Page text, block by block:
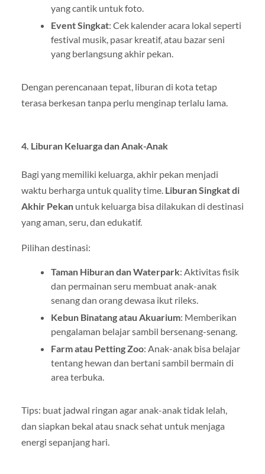
yang cantik untuk foto.
Event Singkat: Cek kalender acara lokal seperti
festival musik, pasar kreatif, atau bazar seni
yang berlangsung akhir pekan.
Dengan perencanaan tepat, liburan di kota tetap
terasa berkesan tanpa perlu menginap terlalu lama.
4. Liburan Keluarga dan Anak-Anak
Bagi yang memiliki keluarga, akhir pekan menjadi
waktu berharga untuk quality time. Liburan Singkat di
Akhir Pekanuntuk keluarga bisa dilakukan di destinasi
yang aman, seru, dan edukatif.
Pilihan destinasi:
Taman Hiburan dan Waterpark: Aktivitas fisik
dan permainan seru membuat anak-anak
senang dan orang dewasa ikut rileks.
Kebun Binatang atau Akuarium: Memberikan
pengalaman belajar sambil bersenang-senang.
Farm atau Petting Zoo: Anak-anak bisa belajar
tentang hewan dan bertani sambil bermain di
area terbuka.
Tips: buat jadwal ringan agar anak-anak tidak lelah,
dan siapkan bekal atau snack sehat untuk menjaga
energi sepanjang hari.